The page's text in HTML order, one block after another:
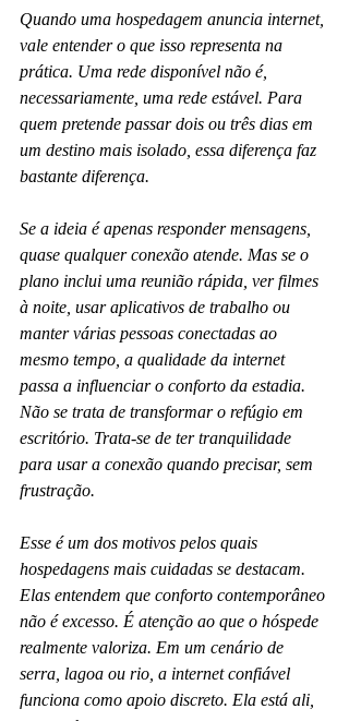
Quando uma hospedagem anuncia internet,
vale entender o que isso representa na
prática. Uma rede disponível não é,
necessariamente, uma rede estável. Para
quem pretende passar dois ou três dias em
um destino mais isolado, essa diferença faz
bastante diferença.
Se a ideia é apenas responder mensagens,
quase qualquer conexão atende. Mas se o
plano inclui uma reunião rápida, ver filmes
à noite, usar aplicativos de trabalho ou
manter várias pessoas conectadas ao
mesmo tempo, a qualidade da internet
passa a influenciar o conforto da estadia.
Não se trata de transformar o refúgio em
escritório. Trata-se de ter tranquilidade
para usar a conexão quando precisar, sem
frustração.
Esse é um dos motivos pelos quais
hospedagens mais cuidadas se destacam.
Elas entendem que conforto contemporâneo
não é excesso. É atenção ao que o hóspede
realmente valoriza. Em um cenário de
serra, lagoa ou rio, a internet confiável
funciona como apoio discreto. Ela está ali,